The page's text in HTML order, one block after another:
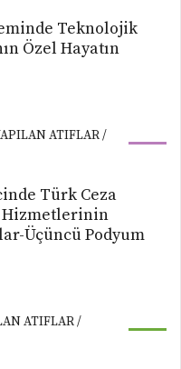
Teknolojik
Özel Hayatın
ATIFLAR /
Türk Ceza
Hizmetlerinin
Üçüncü Podyum
ATIFLAR /